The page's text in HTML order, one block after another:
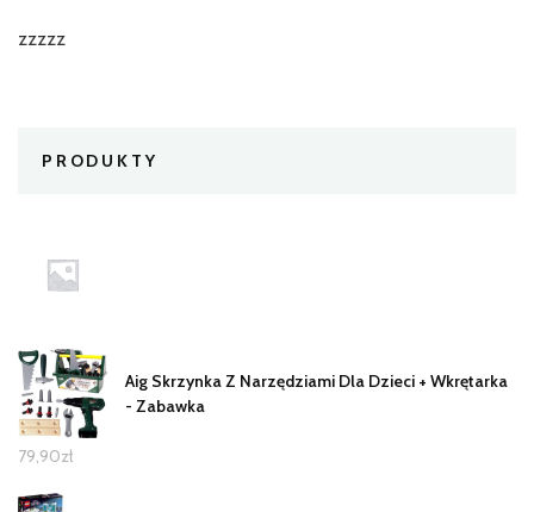
zzzzz
PRODUKTY
Aig Skrzynka Z Narzędziami Dla Dzieci + Wkrętarka
- Zabawka
79,90zł